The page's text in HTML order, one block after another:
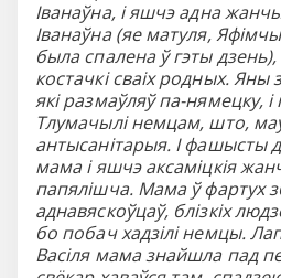
Іванаўна, і яшчэ адна
Іванаўна (яе матуля,
была спалена ў гэты
костачкі сваіх родных. Яны
які размаўляў па-нямецку, і
Тлумачылі немцам, што,
антысанітарыя. I фашысты
мама і яшчэ аксаміцкія
папялішча. Мама ў фартух
аднавяскоўцаў, блізкіх
бо побач хадзілі немцы.
Васіля мама знайшла пад